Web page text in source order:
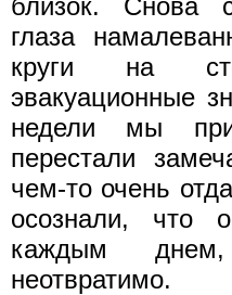
глаза
круги на
эвакуационные
недели мы
перестали
чем-то очень
осознали, что
каждым
неотвратимо.